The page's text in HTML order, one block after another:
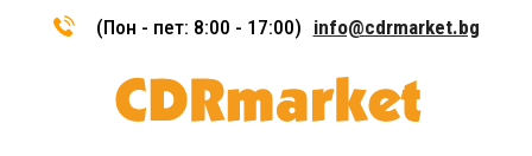
(Пон - пет: 8:00 - 17:00) info@cdrmarket.bg